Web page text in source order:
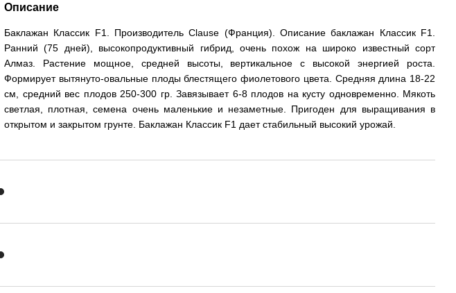
Описание
Баклажан Классик F1. Производитель Clause (Франция). Описание баклажан Классик F1.
Ранний (75 дней), высокопродуктивный гибрид, очень похож на широко известный сорт
Алмаз. Растение мощное, средней высоты, вертикальное с высокой энергией роста.
Формирует вытянуто-овальные плоды блестящего фиолетового цвета. Средняя длина 18-22
см, средний вес плодов 250-300 гр. Завязывает 6-8 плодов на кусту одновременно. Мякоть
светлая, плотная, семена очень маленькие и незаметные. Пригоден для выращивания в
открытом и закрытом грунте. Баклажан Классик F1 дает стабильный высокий урожай.